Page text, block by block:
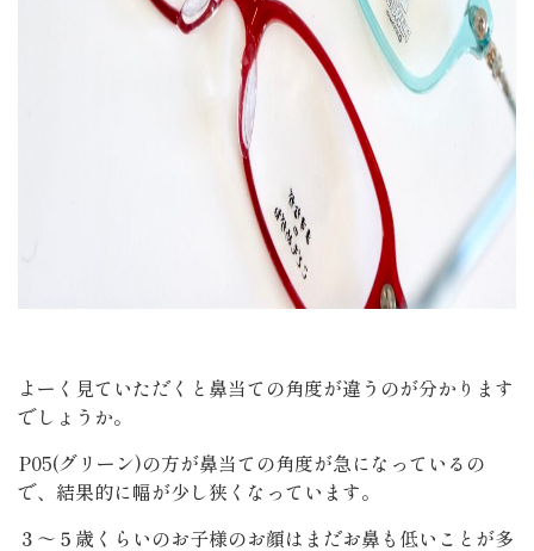
よーく見ていただくと鼻当ての角度が違うのが分かります
でしょうか。
P05(グリーン)の方が鼻当ての角度が急になっているの
で、結果的に幅が少し狭くなっています。
３～５歳くらいのお子様のお顔はまだお鼻も低いことが多